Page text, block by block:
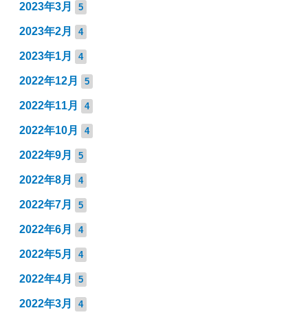
2023年3月 5
2023年2月 4
2023年1月 4
2022年12月 5
2022年11月 4
2022年10月 4
2022年9月 5
2022年8月 4
2022年7月 5
2022年6月 4
2022年5月 4
2022年4月 5
2022年3月 4